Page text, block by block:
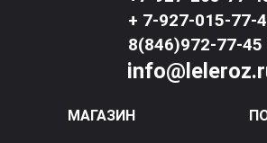
+ 7-927-015-77-
8(846)972-77-45
МАГАЗИН